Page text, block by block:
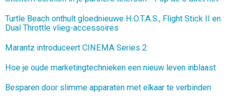
Turtle Beach onthult gloednieuwe H.O.T.A.S., Flight Stick II en
Dual Throttle vlieg-accessoires
Marantz introduceert CINEMA Series 2
Hoe je oude marketingtechnieken een nieuw leven inblaast
Besparen door slimme apparaten met elkaar te verbinden